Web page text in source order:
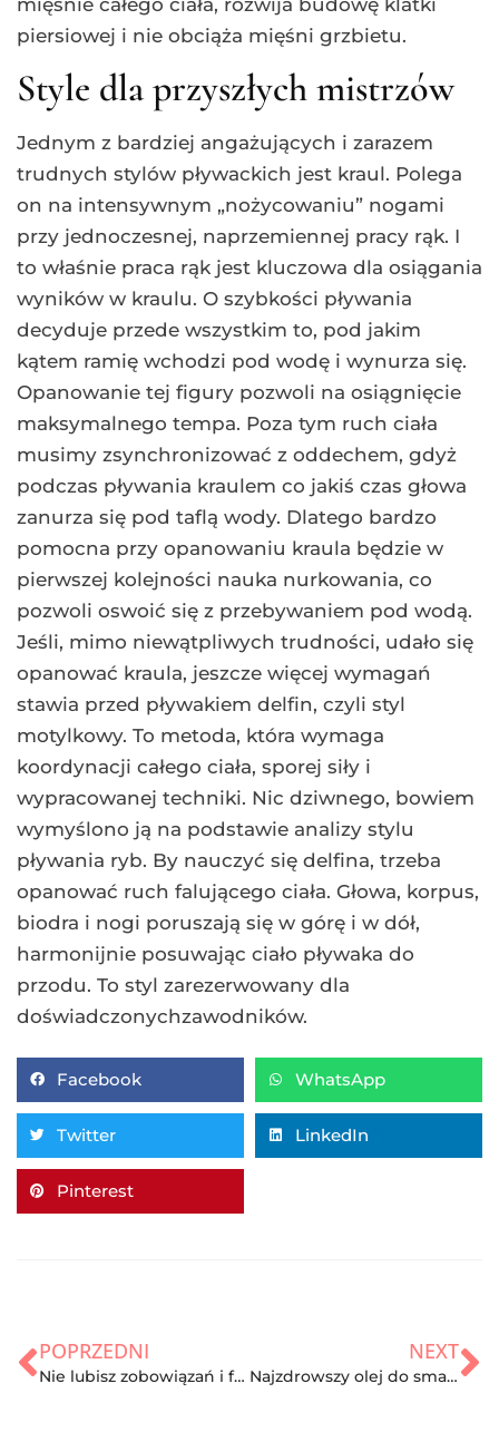
piersiowej i nie obciąża mięśni grzbietu.
Style dla przyszłych mistrzów
Jednym z bardziej angażujących i zarazem
trudnych stylów pływackich jest kraul. Polega
on na intensywnym „nożycowaniu” nogami
przy jednoczesnej, naprzemiennej pracy rąk. I
to właśnie praca rąk jest kluczowa dla osiągania
wyników w kraulu. O szybkości pływania
decyduje przede wszystkim to, pod jakim
kątem ramię wchodzi pod wodę i wynurza się.
Opanowanie tej figury pozwoli na osiągnięcie
maksymalnego tempa. Poza tym ruch ciała
musimy zsynchronizować z oddechem, gdyż
podczas pływania kraulem co jakiś czas głowa
zanurza się pod taflą wody. Dlatego bardzo
pomocna przy opanowaniu kraula będzie w
pierwszej kolejności nauka nurkowania, co
pozwoli oswoić się z przebywaniem pod wodą.
Jeśli, mimo niewątpliwych trudności, udało się
opanować kraula, jeszcze więcej wymagań
stawia przed pływakiem delfin, czyli styl
motylkowy. To metoda, która wymaga
koordynacji całego ciała, sporej siły i
wypracowanej techniki. Nic dziwnego, bowiem
wymyślono ją na podstawie analizy stylu
pływania ryb. By nauczyć się delfina, trzeba
opanować ruch falującego ciała. Głowa, korpus,
biodra i nogi poruszają się w górę i w dół,
harmonijnie posuwając ciało pływaka do
przodu. To styl zarezerwowany dla
doświadczonychzawodników.
Facebook WhatsApp
Twitter LinkedIn
Pinterest
POPRZEDNI
Nie lubisz zobowiązań i formalności? Mamy coś dla Ciebie – sprawdź!
NEXT
Najzdrowszy olej do smażenia! Wybieramy!